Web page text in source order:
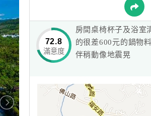
72.8
滿意度
房間桌椅杯子及浴室
的很差600元的鍋物
伴稍動像地震晃